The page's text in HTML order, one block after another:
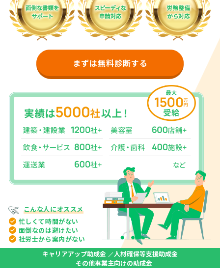
まずは無料診断する
こんな人にオススメ
忙しくて時間がない
面倒なのは避けたい
社労士から案内がない
キャリアアップ助成金
人材確保等支援助成金
その他事業主向けの助成金